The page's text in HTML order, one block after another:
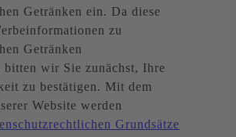
Getränken ein. Da diese
zu
Getränken
bitten wir Sie zunächst, Ihre
zu bestätigen. Mit dem
Website werden
Grundsätze